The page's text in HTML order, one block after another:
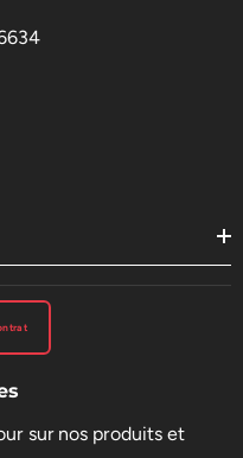
sur nos produits et